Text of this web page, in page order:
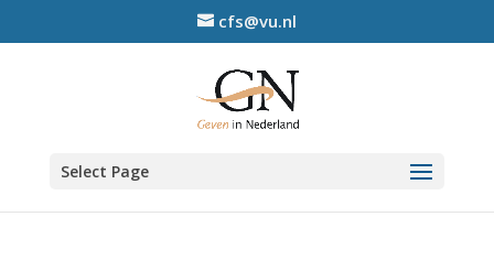
cfs@vu.nl
Select Page